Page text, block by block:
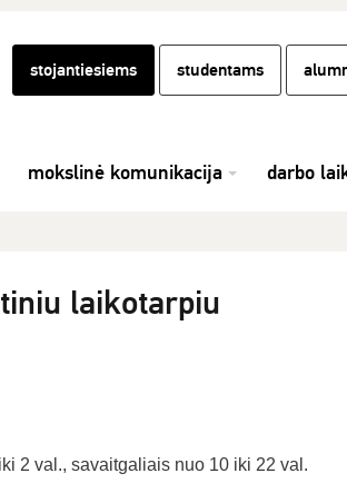
stojantiesiems studentams
mokslinė komunikacija darbo
laikotarpiu
2 val., savaitgaliais nuo 10 iki 22 val.